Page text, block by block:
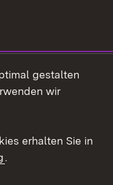
gestalten
wir
erhalten Sie in
.